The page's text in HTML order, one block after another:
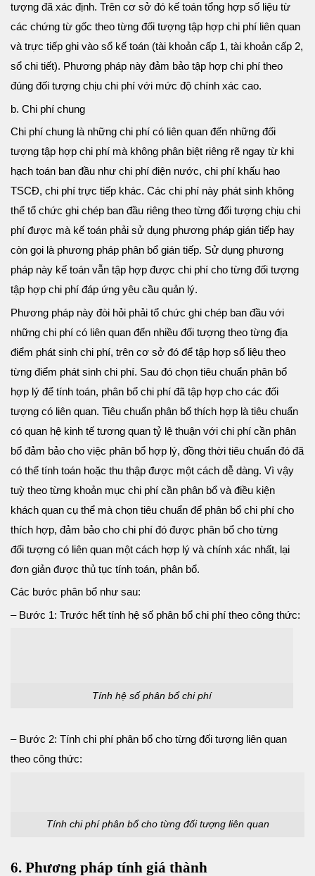
tượng đã xác định. Trên cơ sở đó kế toán tổng hợp số liệu từ
các chứng từ gốc theo từng đối tượng tập hợp chi phí liên quan
và trực tiếp ghi vào sổ kế toán (tài khoản cấp 1, tài khoản cấp 2,
sổ chi tiết). Phương pháp này đảm bảo tập hợp chi phí theo
đúng đối tượng chịu chi phí với mức độ chính xác cao.
b. Chi phí chung
Chi phí chung là những chi phí có liên quan đến những đối
tượng tập hợp chi phí mà không phân biệt riêng rẽ ngay từ khi
hạch toán ban đầu như chi phí điện nước, chi phí khấu hao
TSCĐ, chi phí trực tiếp khác. Các chi phí này phát sinh không
thể tổ chức ghi chép ban đầu riêng theo từng đối tượng chịu chi
phí được mà kế toán phải sử dụng phương pháp gián tiếp hay
còn gọi là phương pháp phân bổ gián tiếp. Sử dụng phương
pháp này kế toán vẫn tập hợp được chi phí cho từng đối tượng
tập hợp chi phí đáp ứng yêu cầu quản lý.
Phương pháp này đòi hỏi phải tổ chức ghi chép ban đầu với
những chi phí có liên quan đến nhiều đối tượng theo từng địa
điểm phát sinh chi phí, trên cơ sở đó để tập hợp số liệu theo
từng điểm phát sinh chi phí. Sau đó chọn tiêu chuẩn phân bổ
hợp lý để tính toán, phân bổ chi phí đã tập hợp cho các đối
tượng có liên quan. Tiêu chuẩn phân bổ thích hợp là tiêu chuẩn
có quan hệ kinh tế tương quan tỷ lệ thuận với chi phí cần phân
bổ đảm bảo cho việc phân bổ hợp lý, đồng thời tiêu chuẩn đó đã
có thể tính toán hoặc thu thập được một cách dễ dàng. Vì vậy
tuỳ theo từng khoản mục chi phí cần phân bổ và điều kiện
khách quan cụ thể mà chọn tiêu chuẩn để phân bổ chi phí cho
thích hợp, đảm bảo cho chi phí đó được phân bổ cho từng
đối tượng có liên quan một cách hợp lý và chính xác nhất, lại
đơn giản được thủ tục tính toán, phân bổ.
Các bước phân bổ như sau:
– Bước 1: Trước hết tính hệ số phân bổ chi phí theo công thức:
Tính hệ số phân bổ chi phí
– Bước 2: Tính chi phí phân bổ cho từng đối tượng liên quan
theo công thức:
Tính chi phí phân bổ cho từng đối tượng liên quan
6. Phương pháp tính giá thành